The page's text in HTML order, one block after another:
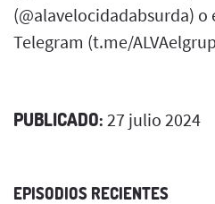
(@alavelocidadabsurda)
Telegram (t.me/
PUBLICADO: 27 julio 2024
EPISODIOS RECIENTES